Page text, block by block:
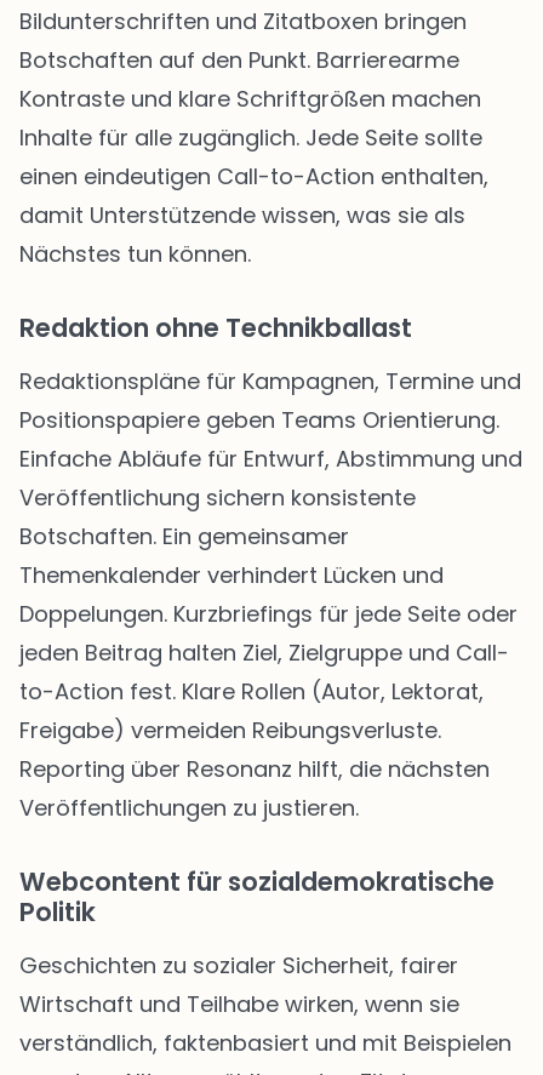
Bildunterschriften und Zitatboxen bringen
Botschaften auf den Punkt. Barrierearme
Kontraste und klare Schriftgrößen machen
Inhalte für alle zugänglich. Jede Seite sollte
einen eindeutigen Call-to-Action enthalten,
damit Unterstützende wissen, was sie als
Nächstes tun können.
Redaktion ohne Technikballast
Redaktionspläne für Kampagnen, Termine und
Positionspapiere geben Teams Orientierung.
Einfache Abläufe für Entwurf, Abstimmung und
Veröffentlichung sichern konsistente
Botschaften. Ein gemeinsamer
Themenkalender verhindert Lücken und
Doppelungen. Kurzbriefings für jede Seite oder
jeden Beitrag halten Ziel, Zielgruppe und Call-
to-Action fest. Klare Rollen (Autor, Lektorat,
Freigabe) vermeiden Reibungsverluste.
Reporting über Resonanz hilft, die nächsten
Veröffentlichungen zu justieren.
Webcontent für sozialdemokratische
Politik
Geschichten zu sozialer Sicherheit, fairer
Wirtschaft und Teilhabe wirken, wenn sie
verständlich, faktenbasiert und mit Beispielen